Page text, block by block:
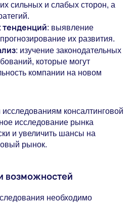
сильных и слабых сторон, а
: выявление
их развития.
: изучение законодательных
которые могут
компании на новом
консалтинговой
исследование рынка
и увеличить шансы на
рынок.
возможностей
необходимо